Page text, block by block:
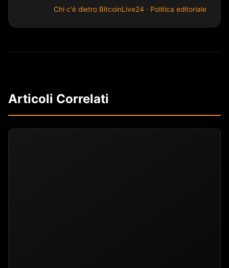
Chi c'è dietro BitcoinLive24 · Politica editoriale
Articoli Correlati